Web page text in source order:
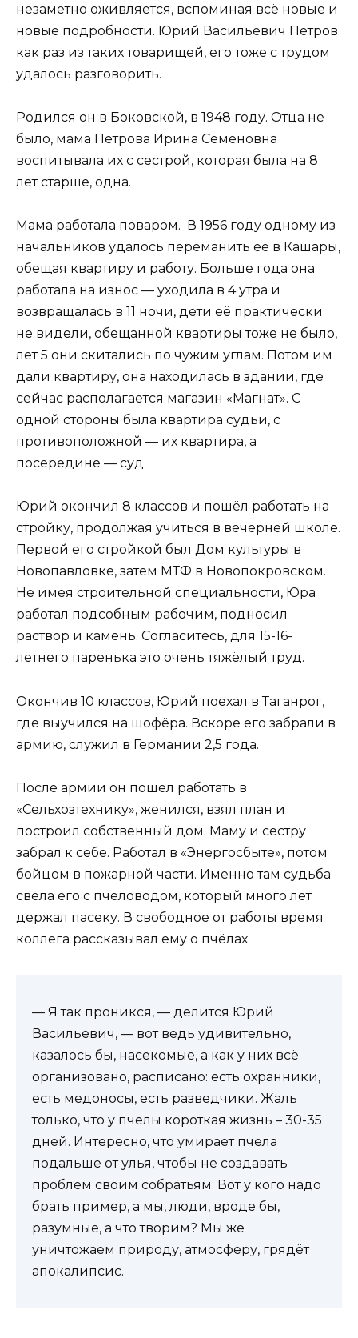
незаметно оживляется, вспоминая всё новые и
новые подробности. Юрий Васильевич Петров
как раз из таких товарищей, его тоже с трудом
удалось разговорить.
Родился он в Боковской, в 1948 году. Отца не
было, мама Петрова Ирина Семеновна
воспитывала их с сестрой, которая была на 8
лет старше, одна.
Мама работала поваром. В 1956 году одному из
начальников удалось переманить её в Кашары,
обещая квартиру и работу. Больше года она
работала на износ — уходила в 4 утра и
возвращалась в 11 ночи, дети её практически
не видели, обещанной квартиры тоже не было,
лет 5 они скитались по чужим углам. Потом им
дали квартиру, она находилась в здании, где
сейчас располагается магазин «Магнат». С
одной стороны была квартира судьи, с
противоположной — их квартира, а
посередине — суд.
Юрий окончил 8 классов и пошёл работать на
стройку, продолжая учиться в вечерней школе.
Первой его стройкой был Дом культуры в
Новопавловке, затем МТФ в Новопокровском.
Не имея строительной специальности, Юра
работал подсобным рабочим, подносил
раствор и камень. Согласитесь, для 15-16-
летнего паренька это очень тяжёлый труд.
Окончив 10 классов, Юрий поехал в Таганрог,
где выучился на шофёра. Вскоре его забрали в
армию, служил в Германии 2,5 года.
После армии он пошел работать в
«Сельхозтехнику», женился, взял план и
построил собственный дом. Маму и сестру
забрал к себе. Работал в «Энергосбыте», потом
бойцом в пожарной части. Именно там судьба
свела его с пчеловодом, который много лет
держал пасеку. В свободное от работы время
коллега рассказывал ему о пчёлах.
— Я так проникся, — делится Юрий
Васильевич, — вот ведь удивительно,
казалось бы, насекомые, а как у них всё
организовано, расписано: есть охранники,
есть медоносы, есть разведчики. Жаль
только, что у пчелы короткая жизнь – 30-35
дней. Интересно, что умирает пчела
подальше от улья, чтобы не создавать
проблем своим собратьям. Вот у кого надо
брать пример, а мы, люди, вроде бы,
разумные, а что творим? Мы же
уничтожаем природу, атмосферу, грядёт
апокалипсис.